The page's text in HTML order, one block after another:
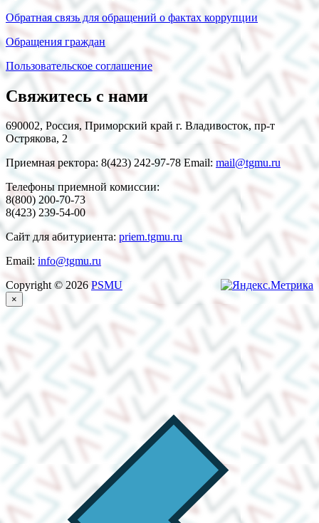
Обратная связь для обращений о фактах коррупции
Обращения граждан
Пользовательское соглашение
Свяжитесь с нами
690002, Россия, Приморский край г. Владивосток, пр-т
Острякова, 2
Приемная ректора: 8(423) 242-97-78 Email: mail@tgmu.ru
Телефоны приемной комиссии:
8(800) 200-70-73
8(423) 239-54-00
Сайт для абитуриента: priem.tgmu.ru
Email: info@tgmu.ru
Copyright © 2026 PSMU
×